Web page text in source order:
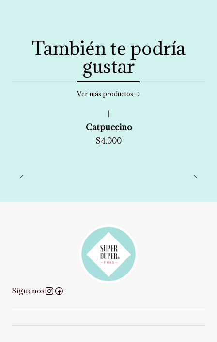
También te podría
gustar
Ver más productos
Catpuccino
$4.000
Síguenos